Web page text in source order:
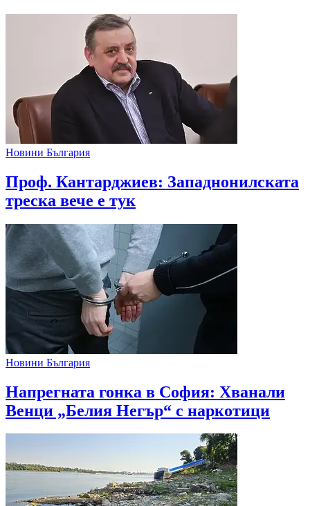
Новини България
Проф. Кантарджиев: Западнонилската
треска вече е тук
Новини България
Напрегната гонка в София: Хванали
Венци „Белия Негър“ с наркотици